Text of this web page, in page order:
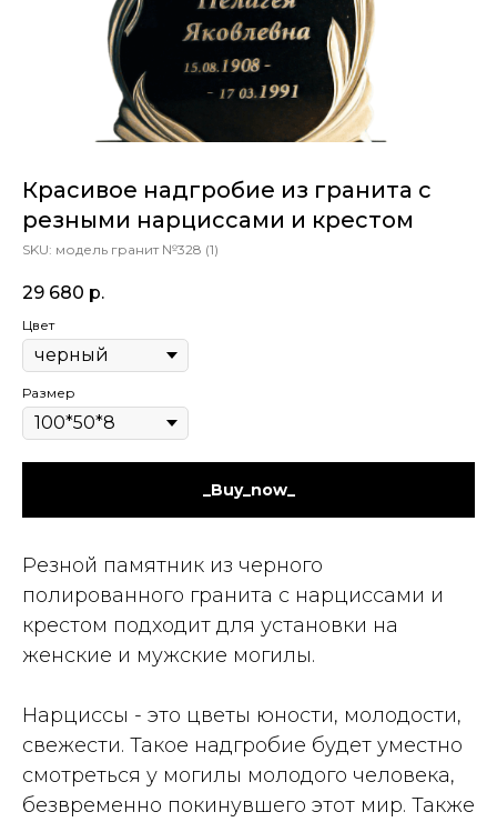
Красивое надгробие из гранита с
резными нарциссами и крестом
SKU: модель гранит №328 (1)
29 680 р.
Цвет
Размер
_Buy_now_
Резной памятник из черного
полированного гранита с нарциссами и
крестом подходит для установки на
женские и мужские могилы.
Нарциссы - это цветы юности, молодости,
свежести. Такое надгробие будет уместно
смотреться у могилы молодого человека,
безвременно покинувшего этот мир. Также